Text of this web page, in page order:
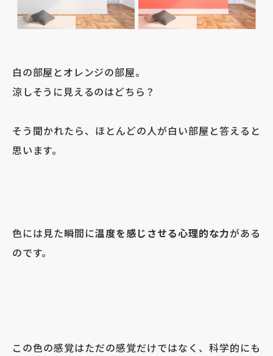
白の部屋とオレンジの部屋。
涼しそうに見えるのはどちら？
そう聞かれたら、ほとんどの人が白い部屋と答えると
思います。
色には見た瞬間に温度を感じさせる心理的な力がある
のです。
この色の感覚はただの感覚だけではなく、科学的にも